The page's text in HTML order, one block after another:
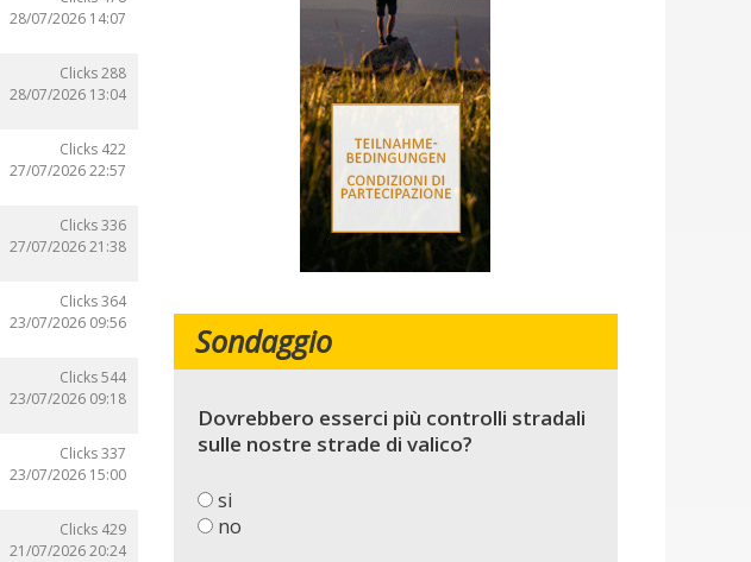
28/07/2026 14:07
Clicks 288
28/07/2026 13:04
Clicks 422
27/07/202622:57
Clicks 336
27/07/202621:38
Clicks 364
23/07/2026 09:56
Clicks 544
23/07/2026 09:18
Clicks 337
23/07/2026 15:00
Clicks 429
21/07/202620:24
Sondaggio
Dovrebbero esserci più controlli stradali
sulle nostre strade di valico?
si
no